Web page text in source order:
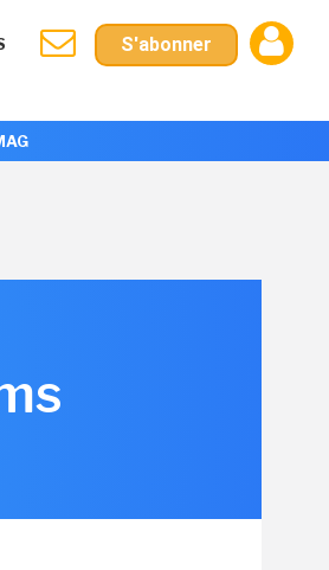
S'abonner